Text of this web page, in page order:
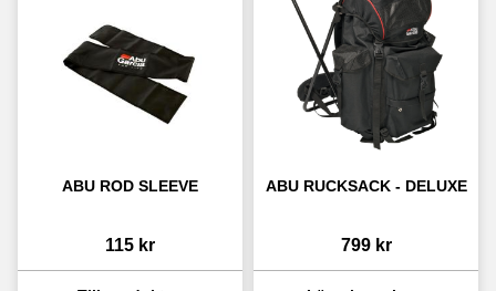
ABU ROD SLEEVE
115 kr
ABU RUCKSACK - DELUXE
799kr